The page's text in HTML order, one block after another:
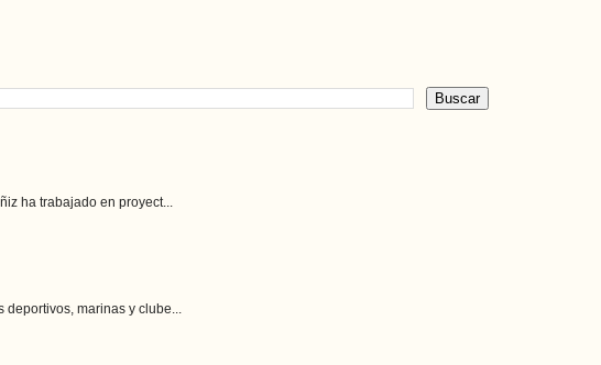
ha trabajado en proyect...
deportivos, marinas y clube...